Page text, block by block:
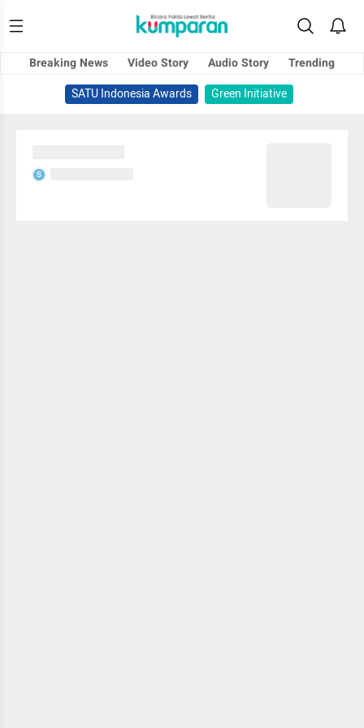
Breaking News Video Story Audio Story
Trending
SATU Indonesia Awards
Green Initiative
S